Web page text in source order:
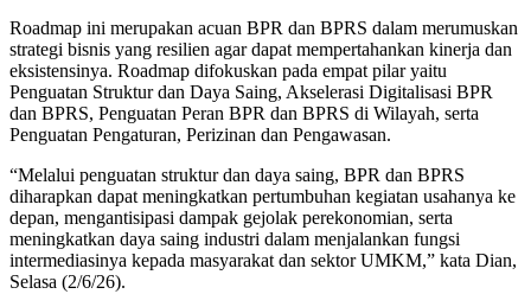
Roadmap ini merupakan acuan BPR dan BPRS dalam merumuskan
strategi bisnis yang resilien agar dapat mempertahankan kinerja dan
eksistensinya. Roadmap difokuskan pada empat pilar yaitu
Penguatan Struktur dan Daya Saing, Akselerasi Digitalisasi BPR
dan BPRS, Penguatan Peran BPR dan BPRS di Wilayah, serta
Penguatan Pengaturan, Perizinan dan Pengawasan.
“Melalui penguatan struktur dan daya saing, BPR dan BPRS
diharapkan dapat meningkatkan pertumbuhan kegiatan usahanya ke
depan, mengantisipasi dampak gejolak perekonomian, serta
meningkatkan daya saing industri dalam menjalankan fungsi
intermediasinya kepada masyarakat dan sektor UMKM,” kata Dian,
Selasa (2/6/26).